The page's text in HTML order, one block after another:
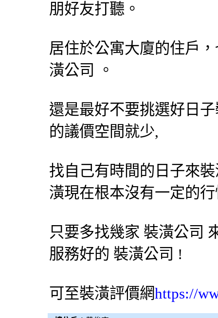
朋好友打聽。
居住於公寓大廈的住戶
潢公司
。
還是最好不要挑選好日
的議價空間就少,
找自己有時間的日子來
潢現在根本沒有一定的
只要多找幾家 裝潢公司
服務好的 裝潢公司 !
可至裝潢評價網https://